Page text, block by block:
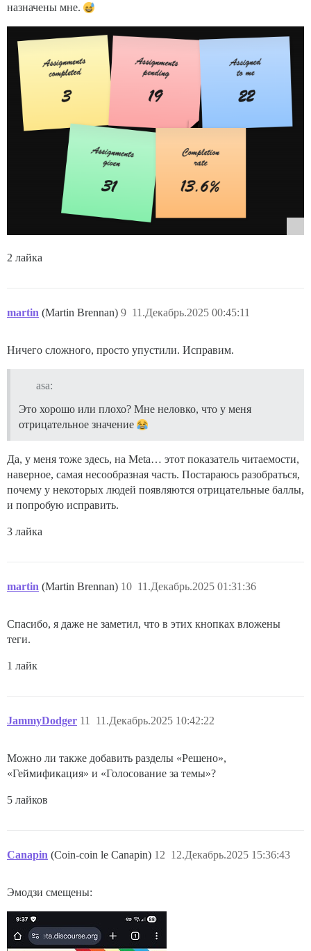
назначены мне.
2 лайка
martin (Martin Brennan) 11.Декабрь.2025 00:45:11
9
Ничего сложного, просто упустили. Исправим.
asa:
Это хорошо или плохо? Мне неловко, что у меня
отрицательное значение
Да, у меня тоже здесь, на Meta… этот показатель читаемости,
наверное, самая несообразная часть. Постараюсь разобраться,
почему у некоторых людей появляются отрицательные баллы,
и попробую исправить.
3 лайка
martin (Martin Brennan) 11.Декабрь.2025 01:31:36
10
Спасибо, я даже не заметил, что в этих кнопках вложены
теги.
1 лайк
JammyDodger 11.Декабрь.2025 10:42:22
11
Можно ли также добавить разделы «Решено»,
«Геймификация» и «Голосование за темы»?
5 лайков
Canapin (Coin-coin le Canapin) 12.Декабрь.2025 15:36:43
12
Эмодзи смещены: